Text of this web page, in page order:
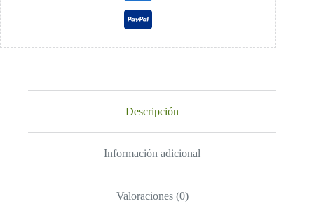
Descripción
Información adicional
Valoraciones (0)